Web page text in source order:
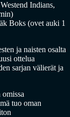
Indians,
Boks (ovet auki 1
ja naisten osalta
ottelua
sarjan välierät ja
tuo oman